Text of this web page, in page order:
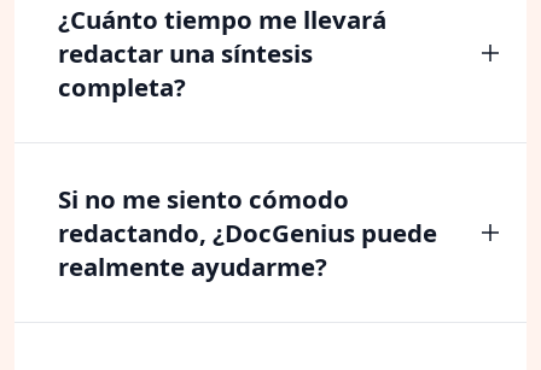
¿Cuánto tiempo me llevará
redactar una síntesis
completa?
Si no me siento cómodo
redactando, ¿DocGenius puede
realmente ayudarme?